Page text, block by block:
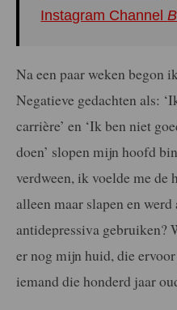
Instagram Channel
Na een paar weken begon
Negatieve gedachten als:
carrière’ en ‘Ik ben niet
doen’ slopen mijn hoofd
verdween, ik voelde me de
alleen maar slapen en
antidepressiva gebruiken?
er nog mijn huid, die
iemand die honderd jaar